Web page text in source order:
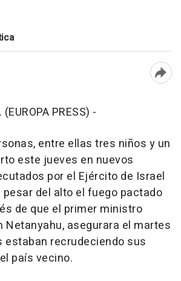
PRESS) -
entre ellas tres niños y un
este jueves en nuevos
por el Ejército de Israel
pesar del alto el fuego pactado
de que el primer ministro
Netanyahu, asegurara el martes
estaban recrudeciendo sus
país vecino.